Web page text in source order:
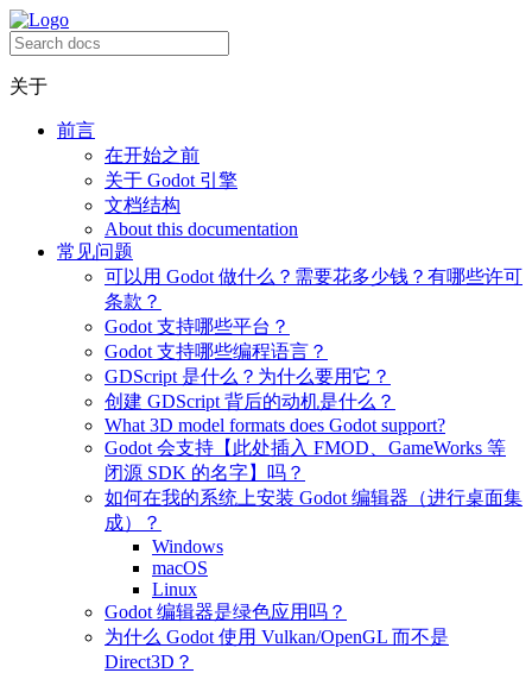
关于
前言
在开始之前
关于 Godot 引擎
文档结构
About this documentation
常见问题
可以用 Godot 做什么？需要花多少钱？有哪些许可
条款？
Godot 支持哪些平台？
Godot 支持哪些编程语言？
GDScript 是什么？为什么要用它？
创建 GDScript 背后的动机是什么？
What 3D model formats does Godot support?
Godot 会支持【此处插入 FMOD、GameWorks 等
闭源 SDK 的名字】吗？
如何在我的系统上安装 Godot 编辑器（进行桌面集
成）？
Windows
macOS
Linux
Godot 编辑器是绿色应用吗？
为什么 Godot 使用 Vulkan/OpenGL 而不是
Direct3D？